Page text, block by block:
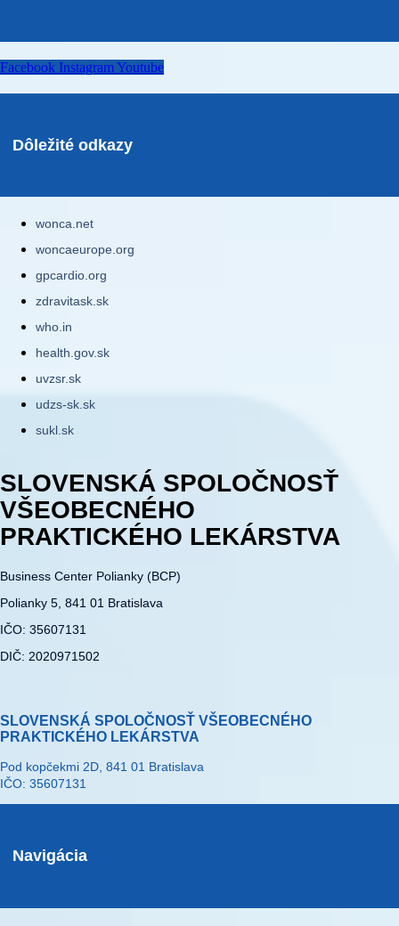
Facebook Instagram Youtube
Dôležité odkazy
wonca.net
woncaeurope.org
gpcardio.org
zdravitask.sk
who.in
health.gov.sk
uvzsr.sk
udzs-sk.sk
sukl.sk
SLOVENSKÁ SPOLOČNOSŤ
VŠEOBECNÉHO
PRAKTICKÉHO LEKÁRSTVA
Business Center Polianky (BCP)
Polianky 5, 841 01 Bratislava
IČO: 35607131
DIČ: 2020971502
SLOVENSKÁ SPOLOČNOSŤ VŠEOBECNÉHO
PRAKTICKÉHO LEKÁRSTVA
Pod kopčekmi 2D, 841 01 Bratislava
IČO: 35607131
Navigácia